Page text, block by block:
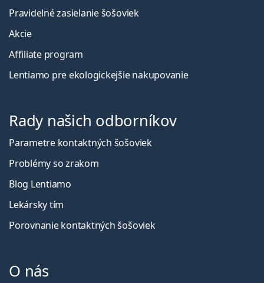
Pravidelné zasielanie šošoviek
Akcie
Affiliate program
Lentiamo pre ekologickejšie nakupovanie
Rady našich odborníkov
Parametre kontaktných šošoviek
Problémy so zrakom
Blog Lentiamo
Lekársky tím
Porovnanie kontaktných šošoviek
O nás